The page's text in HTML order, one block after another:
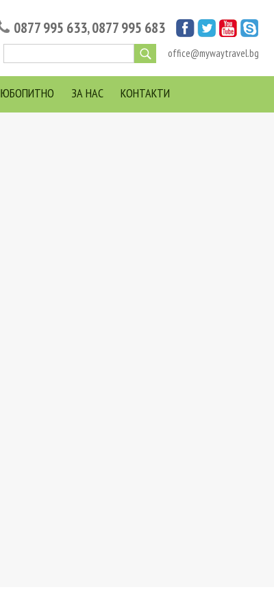
0877 995 633,0877 995 683
office@mywaytravel.bg
ЗА НАС КОНТАКТИ